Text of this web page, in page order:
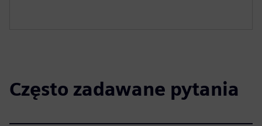
Często zadawane pytania